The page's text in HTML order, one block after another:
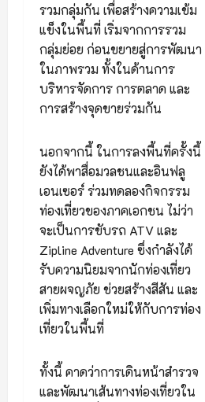
รวมกลุ่มกัน เพื่อสร้างความเข้ม
แข็งในพื้นที่ เริ่มจากการรวม
กลุ่มย่อย ก่อนขยายสู่การพัฒนา
ในภาพรวม ทั้งในด้านการ
บริหารจัดการ การตลาด และ
การสร้างจุดขายร่วมกัน
นอกจากนี้ ในการลงพื้นที่ครั้งนี้
ยังได้พาสื่อมวลชนและอินฟลู
เอนเซอร์ ร่วมทดลองกิจกรรม
ท่องเที่ยวของภาคเอกชน ไม่ว่า
จะเป็นการขับรถ ATV และ
Zipline Adventure ซึ่งกำลังได้
รับความนิยมจากนักท่องเที่ยว
สายผจญภัย ช่วยสร้างสีสัน และ
เพิ่มทางเลือกใหม่ให้กับการท่อง
เที่ยวในพื้นที่
ทั้งนี้ คาดว่าการเดินหน้าสำรวจ
และพัฒนาเส้นทางท่องเที่ยวใน